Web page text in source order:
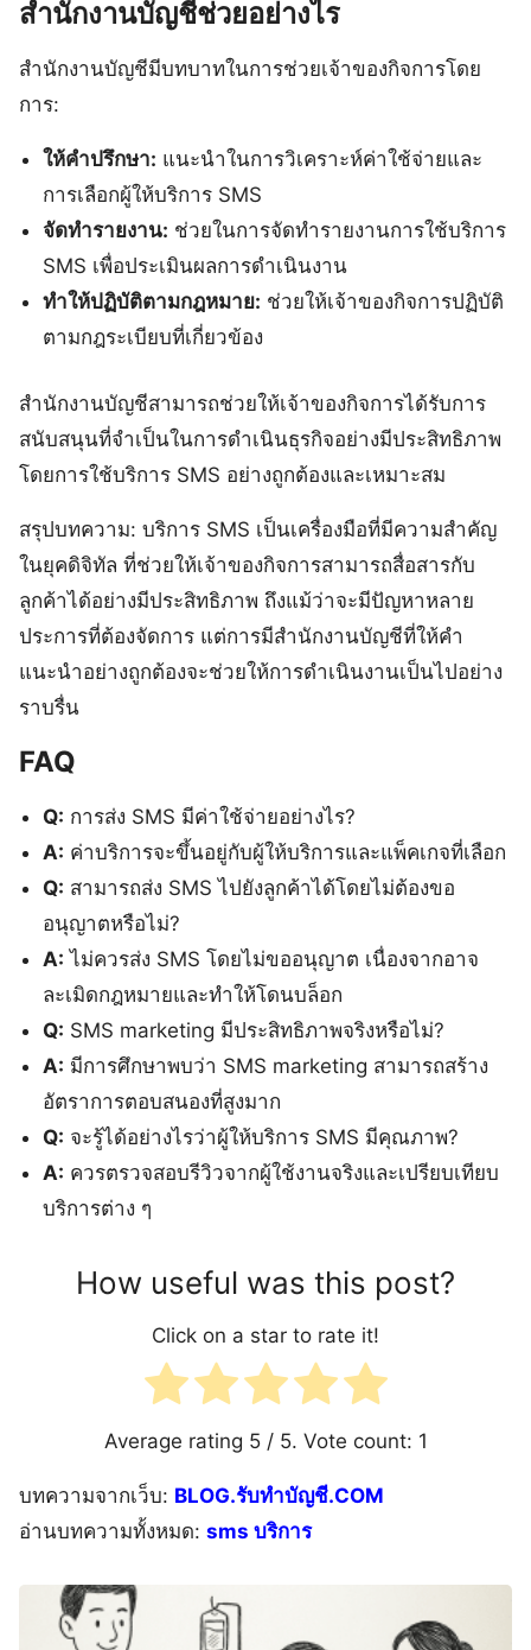
สำนักงานบัญชีช่วยอย่างไร
สำนักงานบัญชีมีบทบาทในการช่วยเจ้าของกิจการโดย
การ:
ให้คำปรึกษา: แนะนำในการวิเคราะห์ค่าใช้จ่ายและ
การเลือกผู้ให้บริการ SMS
จัดทำรายงาน: ช่วยในการจัดทำรายงานการใช้บริการ
SMS เพื่อประเมินผลการดำเนินงาน
ทำให้ปฏิบัติตามกฎหมาย: ช่วยให้เจ้าของกิจการปฏิบัติ
ตามกฎระเบียบที่เกี่ยวข้อง
สำนักงานบัญชีสามารถช่วยให้เจ้าของกิจการได้รับการ
สนับสนุนที่จำเป็นในการดำเนินธุรกิจอย่างมีประสิทธิภาพ
โดยการใช้บริการ SMS อย่างถูกต้องและเหมาะสม
สรุปบทความ: บริการ SMS เป็นเครื่องมือที่มีความสำคัญ
ในยุคดิจิทัล ที่ช่วยให้เจ้าของกิจการสามารถสื่อสารกับ
ลูกค้าได้อย่างมีประสิทธิภาพ ถึงแม้ว่าจะมีปัญหาหลาย
ประการที่ต้องจัดการ แต่การมีสำนักงานบัญชีที่ให้คำ
แนะนำอย่างถูกต้องจะช่วยให้การดำเนินงานเป็นไปอย่าง
ราบรื่น
FAQ
Q: การส่ง SMS มีค่าใช้จ่ายอย่างไร?
A: ค่าบริการจะขึ้นอยู่กับผู้ให้บริการและแพ็คเกจที่เลือก
Q: สามารถส่ง SMS ไปยังลูกค้าได้โดยไม่ต้องขอ
อนุญาตหรือไม่?
A: ไม่ควรส่ง SMS โดยไม่ขออนุญาต เนื่องจากอาจ
ละเมิดกฎหมายและทำให้โดนบล็อก
Q: SMS marketing มีประสิทธิภาพจริงหรือไม่?
A: มีการศึกษาพบว่า SMS marketing สามารถสร้าง
อัตราการตอบสนองที่สูงมาก
Q: จะรู้ได้อย่างไรว่าผู้ให้บริการ SMS มีคุณภาพ?
A: ควรตรวจสอบรีวิวจากผู้ใช้งานจริงและเปรียบเทียบ
บริการต่าง ๆ
How useful was this post?
Click on a star to rate it!
Average rating 5/ 5. Vote count: 1
บทความจากเว็บ: BLOG.รับทำบัญชี.COM
อ่านบทความทั้งหมด: sms บริการ